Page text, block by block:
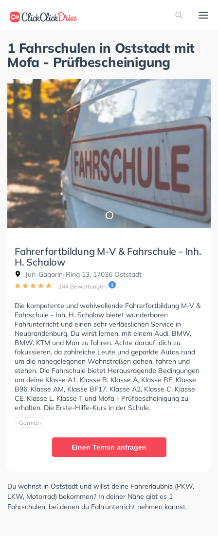
1 Fahrschulen in Oststadt mit
Mofa - Prüfbescheinigung
Fahrerfortbildung M-V & Fahrschule - Inh.
H. Schalow
Juri-Gagarin-Ring 13, 17036 Oststadt
144 Bewertungen
Die kompetente und wohlwollende Fahrerfortbildung M-V &
Fahrschule - Inh. H. Schalow bietet wunderbaren
Fahrunterricht und einen sehr verlässlichen Service in
Neubrandenburg. Du wirst lernen, mit einem Audi, BMW,
BMW, KTM und Man zu fahren. Achte darauf, dich zu
fokussieren, da zahlreiche Leute und geparkte Autos rund
um die nahegelegenen Wohnstraßen gehen, fahren und
stehen. Die Fahrschule bietet Herausragende Bedingungen
um deine Klasse A1, Klasse B, Klasse A, Klasse BE, Klasse
B96, Klasse AM, Klasse BF17, Klasse A2, Klasse C, Klasse
CE, Klasse L, Klasse T und Mofa - Prüfbescheinigung zu
erhalten. Die Erste-Hilfe-Kurs in der Schule.
German
Einen Termin anfragen
Du wohnst in Oststadt und willst deine Fahrerlaubnis (PKW,
LKW, Motorrad) bekommen? In deiner Nähe gibt es 1
Fahrschulen, bei denen du Fahrunterricht nehmen kannst.